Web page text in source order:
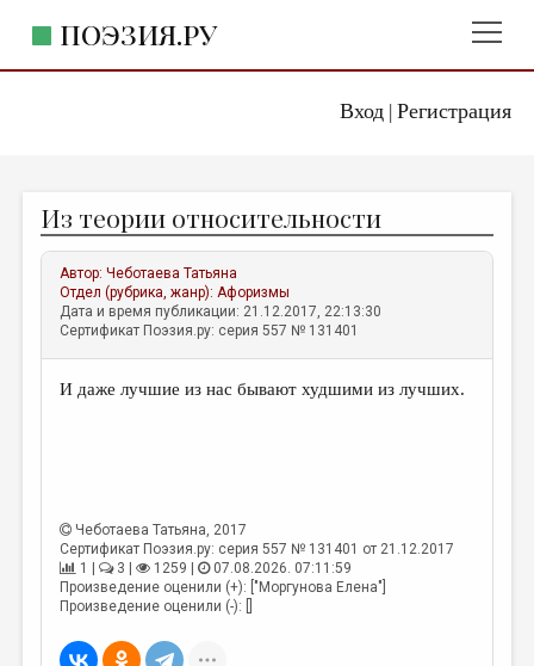
Вход| Регистрация
ПОЭЗИЯ.РУ
ЖАНРЫ
АВТОРЫ
КОММЕНТАРИИ
ЛИТСАЛОН
НОВОСТИ
ИЗБРАННОЕ
ДАЙДЖЕСТ
ПРОИЗВЕДЕНИЯ
ПЕРЕВОДЫ
Из теории относительности
Автор:Чеботаева Татьяна
Отдел (рубрика, жанр):Афоризмы
Дата и время публикации: 21.12.2017, 22:13:30
Сертификат Поэзия.ру: серия 557 № 131401
И даже лучшие из нас бывают худшими из лучших.
Чеботаева Татьяна, 2017
Сертификат Поэзия.ру: серия 557 № 131401 от 21.12.2017
1 |
3 | 1259 |
07.08.2026. 07:11:59
Произведение оценили (+): ["Моргунова Елена"]
Произведение оценили (-): []